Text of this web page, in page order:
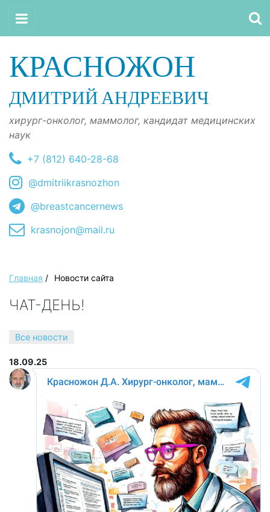
КРАСНОЖОН
ДМИТРИЙ АНДРЕЕВИЧ
хирург-онколог, маммолог, кандидат медицинских
наук
+7 (812) 640-28-68
@dmitriikrasnozhon
@breastcancernews
krasnojon@mail.ru
Главная / Новости сайта
ЧАТ-ДЕНЬ!
Все новости
18.09.25